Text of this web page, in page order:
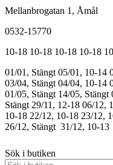
Mellanbrogatan 1, Åmål
0532-15770
10-18 10-18 10-18 10-18
01/01, Stängt 05/01, 10-14
03/04, Stängt 04/04, 10-14
01/05, Stängt 14/05, Stängt
Stängt 29/11, 12-18 06/12,
10-18 22/12, 10-18 23/12,
26/12, Stängt 31/12, 10-13
Sök i butiken